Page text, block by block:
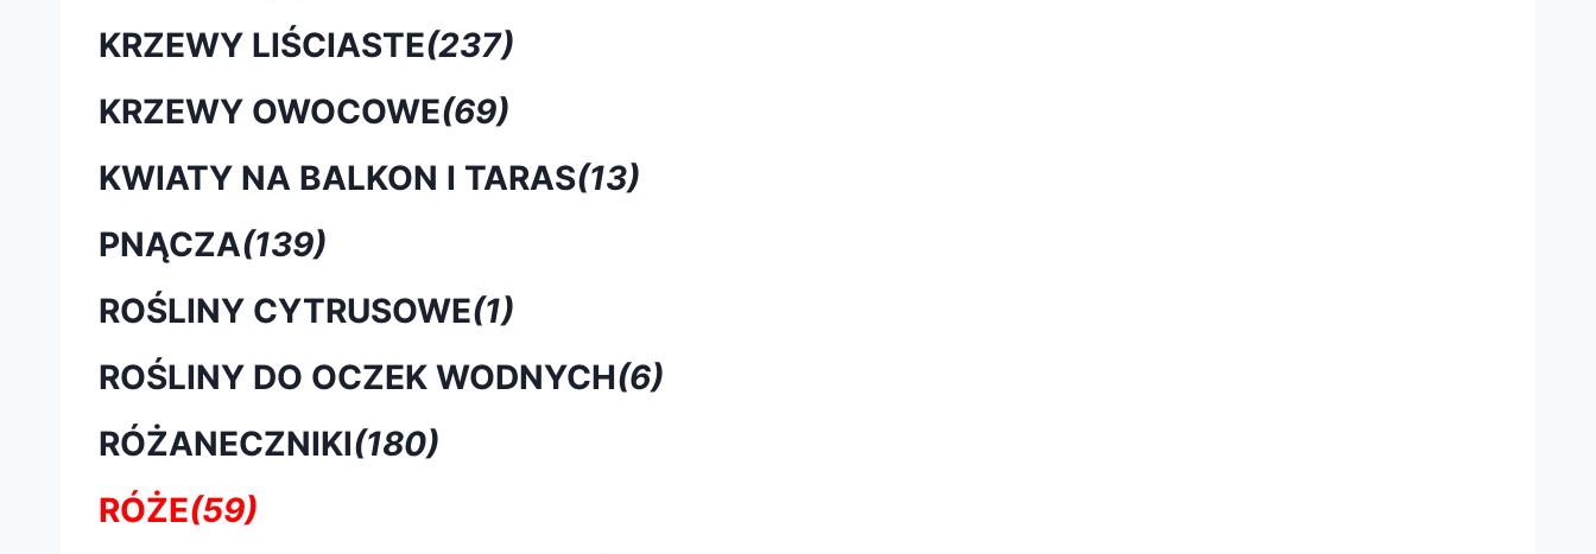
KRZEWY LIŚCIASTE(237)
KRZEWY OWOCOWE(69)
KWIATY NA BALKON I TARAS(13)
PNĄCZA(139)
ROŚLINY CYTRUSOWE(1)
ROŚLINY DO OCZEK WODNYCH(6)
RÓŻANECZNIKI(180)
RÓŻE(59)